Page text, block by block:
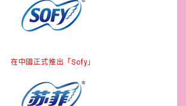
在中國正式推出「Sofy」